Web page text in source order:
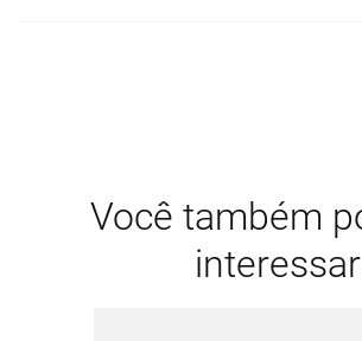
Você também
interessar